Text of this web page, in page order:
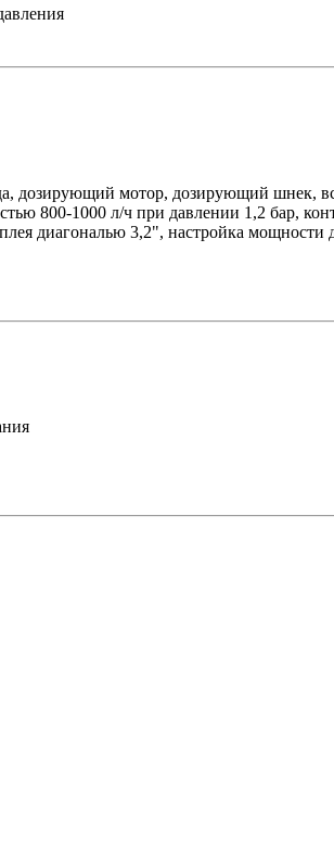
дозирующий мотор, дозирующий шнек,
800-1000 л/ч при давлении 1,2 бар,
диагональю 3,2", настройка